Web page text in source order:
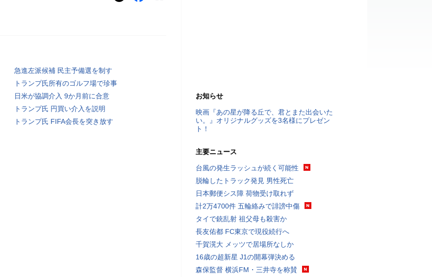
急進左派候補 民主予備選を制す
トランプ氏所有のゴルフ場で珍事
日米が協調介入 9か月前に合意
トランプ氏 円買い介入を説明
トランプ氏 FIFA会長を突き放す
お知らせ
映画『あの星が降る丘で、君とまた出会いた
い。』オリジナルグッズを3名様にプレゼン
ト！
主要ニュース
台風の発生ラッシュが続く可能性
脱輪したトラック発見 男性死亡
日本郵便シス障 荷物受け取れず
計2万4700件 五輪絡みで誹謗中傷
タイで銃乱射 祖父母も殺害か
長友佑都 FC東京で現役続行へ
千賀滉大 メッツで居場所なしか
16歳の超新星 J1の開幕弾決める
森保監督 横浜FM・三井寺を称賛